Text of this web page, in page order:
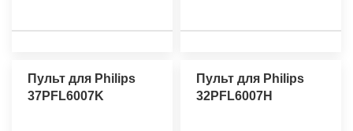
Пульт для Philips
37PFL6007K
Пульт для Philips
32PFL6007H